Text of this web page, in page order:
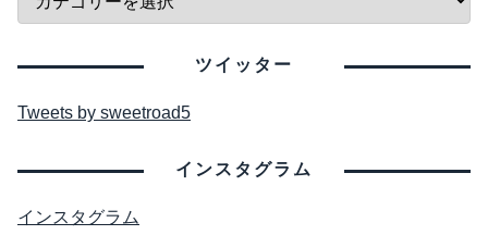
ツイッター
Tweets by sweetroad5
インスタグラム
インスタグラム